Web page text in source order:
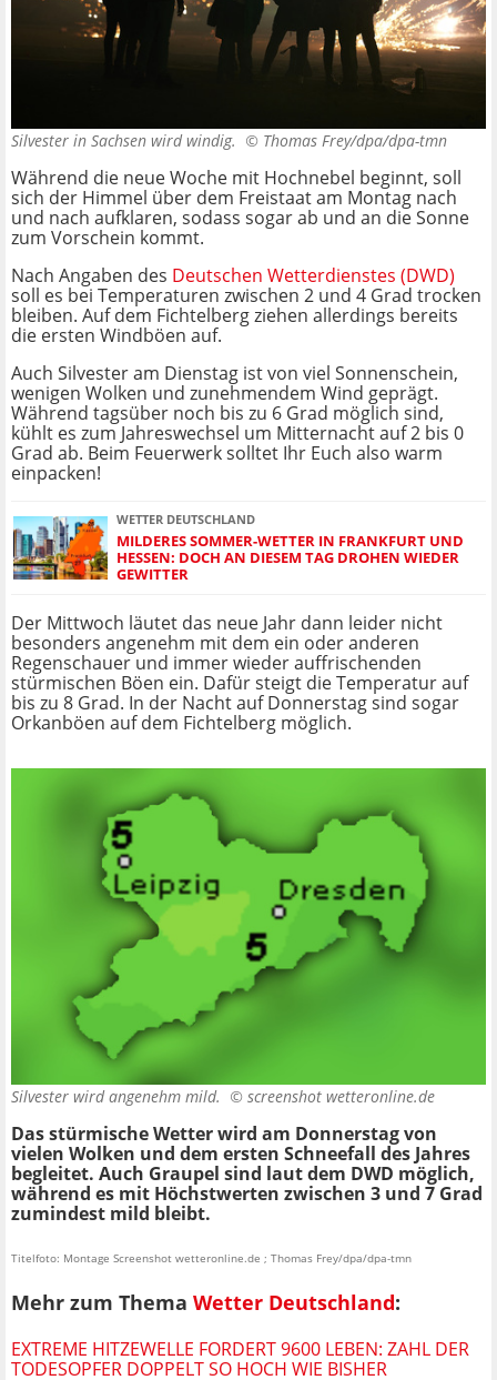
Silvester in Sachsen wird windig. © Thomas Frey/dpa/dpa-tmn
Während die neue Woche mit Hochnebel beginnt, soll
sich der Himmel über dem Freistaat am Montag nach
und nach aufklaren, sodass sogar ab und an die Sonne
zum Vorschein kommt.
Nach Angaben des Deutschen Wetterdienstes (DWD)
soll es bei Temperaturen zwischen 2 und 4 Grad trocken
bleiben. Auf dem Fichtelberg ziehen allerdings bereits
die ersten Windböen auf.
Auch Silvester am Dienstag ist von viel Sonnenschein,
wenigen Wolken und zunehmendem Wind geprägt.
Während tagsüber noch bis zu 6 Grad möglich sind,
kühlt es zum Jahreswechsel um Mitternacht auf 2 bis 0
Grad ab. Beim Feuerwerk solltet Ihr Euch also warm
einpacken!
WETTER DEUTSCHLAND
MILDERES SOMMER-WETTER IN FRANKFURT UND
HESSEN: DOCH AN DIESEM TAG DROHEN WIEDER
GEWITTER
Der Mittwoch läutet das neue Jahr dann leider nicht
besonders angenehm mit dem ein oder anderen
Regenschauer und immer wieder auffrischenden
stürmischen Böen ein. Dafür steigt die Temperatur auf
bis zu 8 Grad. In der Nacht auf Donnerstag sind sogar
Orkanböen auf dem Fichtelberg möglich.
Silvester wird angenehm mild. © screenshot wetteronline.de
Das stürmische Wetter wird am Donnerstag von
vielen Wolken und dem ersten Schneefall des Jahres
begleitet. Auch Graupel sind laut dem DWD möglich,
während es mit Höchstwerten zwischen 3 und 7 Grad
zumindest mild bleibt.
Titelfoto: Montage Screenshot wetteronline.de ; Thomas Frey/dpa/dpa-tmn
Mehr zum Thema Wetter Deutschland:
EXTREME HITZEWELLE FORDERT 9600 LEBEN: ZAHL DER
TODESOPFER DOPPELT SO HOCH WIE BISHER